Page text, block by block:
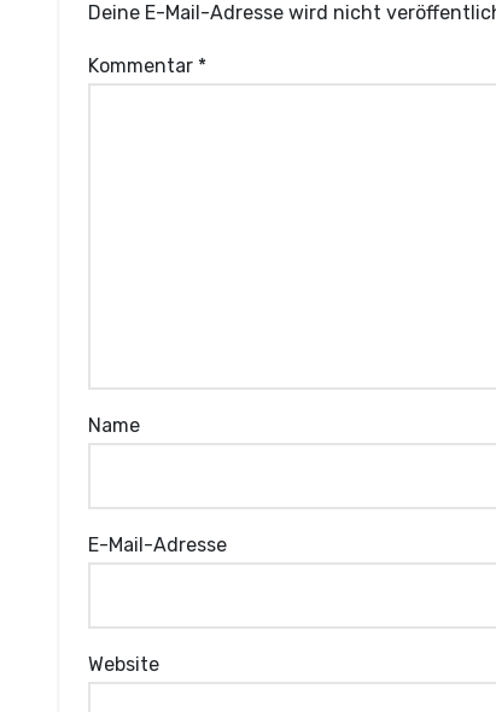
Deine E-Mail-Adresse wird nicht
Kommentar *
Name
E-Mail-Adresse
Website